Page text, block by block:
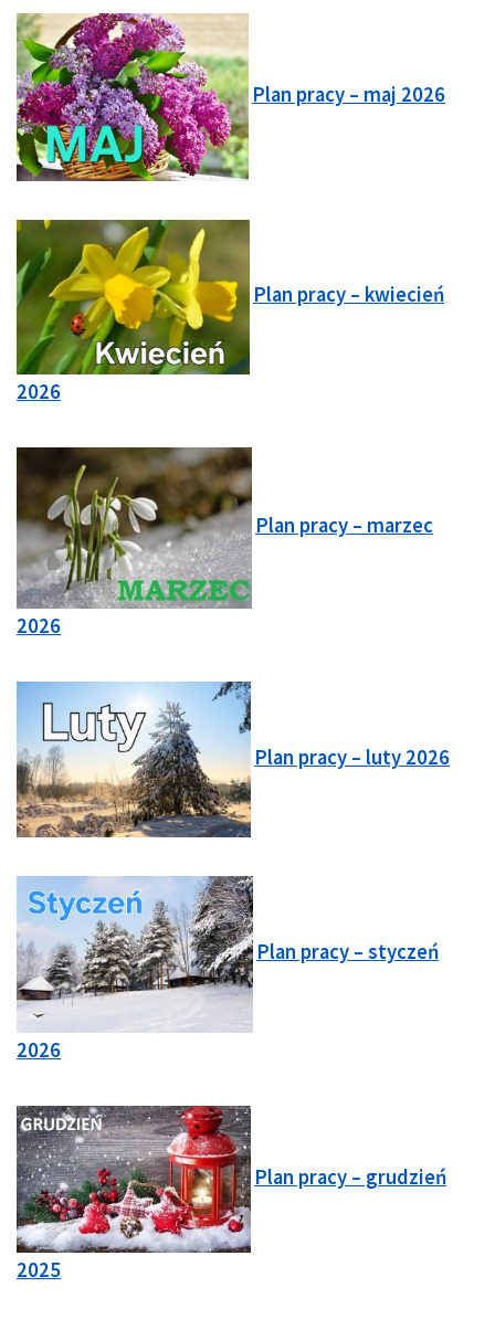
Plan pracy – maj 2026
Plan pracy – kwiecień
2026
Plan pracy – marzec
2026
Plan pracy – luty 2026
Plan pracy – styczeń
2026
Plan pracy – grudzień
2025